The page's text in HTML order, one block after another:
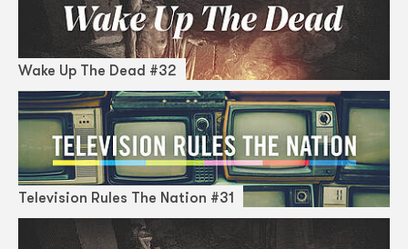
Wake Up The Dead #32
Television Rules The Nation #31